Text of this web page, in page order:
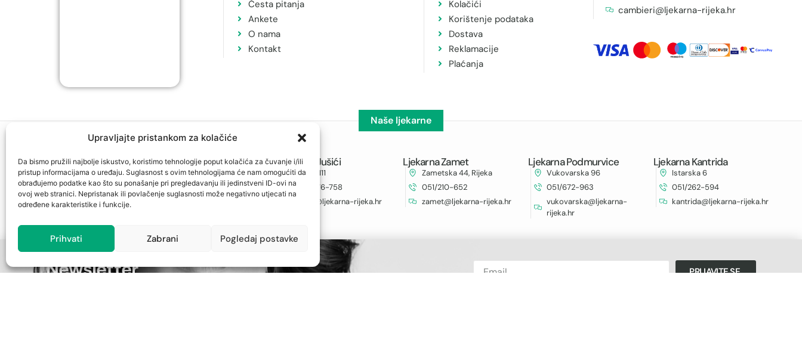
Upravljajte pristankom za kolačiće
Da bismo pružili najbolje iskustvo, koristimo tehnologije poput kolačića za čuvanje i/ili
pristup informacijama o uređaju. Suglasnost s ovim tehnologijama će nam omogućiti da
obrađujemo podatke kao što su ponašanje pri pregledavanju ili jedinstveni ID-ovi na
ovoj web stranici. Nepristanak ili povlačenje suglasnosti može negativno utjecati na
određene karakteristike i funkcije.
Prihvati Zabrani Pogledaj postavke
Česta pitanja
Ankete
O nama
Kontakt
Kolačići
Korištenje podataka
Dostava
Reklamacije
Plaćanja
cambieri@ljekarna-rijeka.hr
Naše ljekarne
Ljekarna Sušak
Ul. Tome Strižića 5
051/337-238
albahari@ljekarna-rijeka.hr
Ljekarna Cambieri
Cambierieva 11, Rijeka
051/215-281
cambieri@ljekarna-
Ljekarna Jušići
Jušići 111
051/276-758
jusici@ljekarna-rijeka.hr
Ljekarna Zamet
Zametska 44, Rijeka
051/210-652
zamet@ljekarna-rijeka.hr
Ljekarna Podmurvice
Vukovarska 96
051/672-963
vukovarska@ljekarna-
rijeka.hr
Ljekarna Kantrida
Istarska 6
051/262-594
kantrida@ljekarna-rijeka.hr
Newsletter PRIJAVITE SE